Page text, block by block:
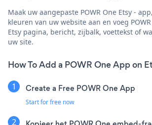
Maak uw aangepaste POWR One Etsy -
kleuren van uw website aan en voeg
Etsy pagina, bericht, zijbalk, voettekst of
uw site.
How To Add a POWR One App on
Create a Free POWR One App
Start for free now